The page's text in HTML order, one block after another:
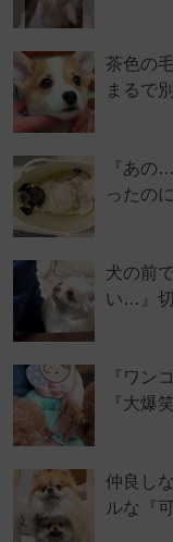
茶色の
まるで
『あの
ったの
犬の前
い…』
『ワン
『大爆
仲良し
ルな『